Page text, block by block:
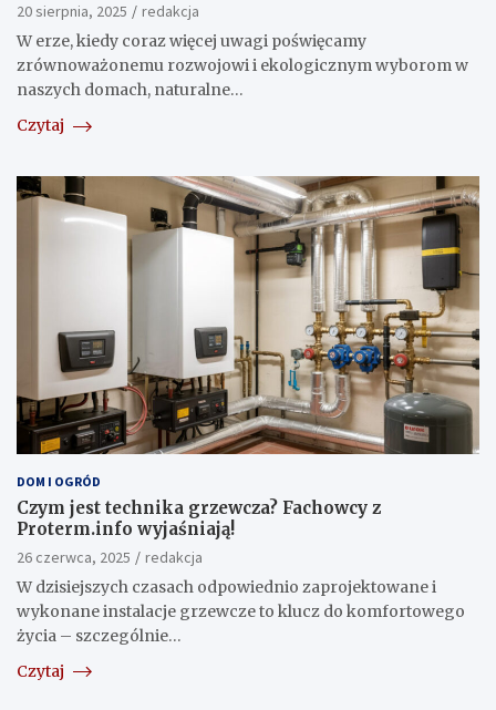
20 sierpnia, 2025
redakcja
W erze, kiedy coraz więcej uwagi poświęcamy
zrównoważonemu rozwojowi i ekologicznym wyborom w
naszych domach, naturalne…
Czytaj
DOM I OGRÓD
Czym jest technika grzewcza? Fachowcy z
Proterm.info wyjaśniają!
26 czerwca, 2025
redakcja
W dzisiejszych czasach odpowiednio zaprojektowane i
wykonane instalacje grzewcze to klucz do komfortowego
życia – szczególnie…
Czytaj